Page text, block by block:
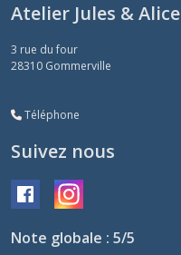
Atelier Jules & Alice
3 rue du four
28310 Gommerville
Téléphone
Suivez nous
Note globale : 5/5